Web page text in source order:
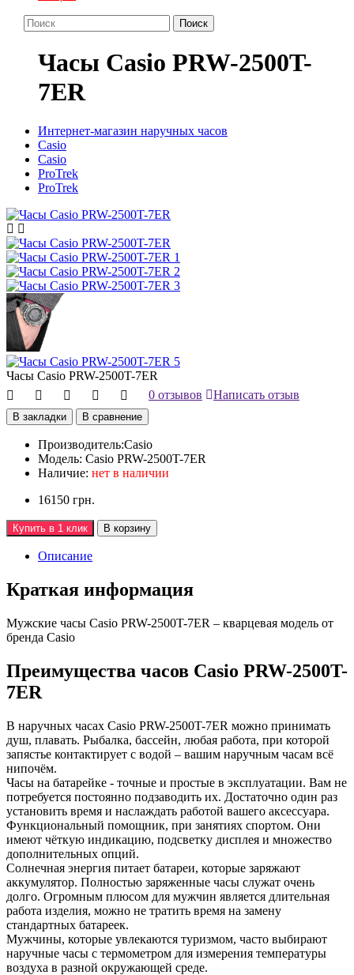
Поиск
Часы Casio PRW-2500T-
7ER
Интернет-магазин наручных часов
Casio
Casio
ProTrek
ProTrek
Часы Casio PRW-2500T-7ER
0 отзывов
Написать отзыв
В закладки В сравнение
Производитель:Casio
Модель: Casio PRW-2500T-7ER
Наличие: нет в наличии
16150 грн.
Купить в 1 клик В корзину
Описание
Краткая информация
Мужские часы Casio PRW-2500T-7ER – кварцевая модель от
бренда Casio
Преимущества часов Casio PRW-2500T-
7ER
В наручных часах Casio PRW-2500T-7ER можно принимать
душ, плавать. Рыбалка, бассейн, любая работа, при которой
запястье контактирует с водой – вашим наручным часам всё
нипочём.
Часы на батарейке - точные и простые в эксплуатации. Вам не
потребуется постоянно подзаводить их. Достаточно один раз
установить время и наслаждать работой вашего аксессуара.
Функциональный помощник, при занятиях спортом. Они
имеют чёткую индикацию, подсветку дисплея и множество
дополнительных опций.
Солнечная энергия питает батареи, которые заряжают
аккумулятор. Полностью заряженные часы служат очень
долго. Огромным плюсом для мужчин является длительная
работа изделия, можно не тратить время на замену
стандартных батареек.
Мужчины, которые увлекаются туризмом, часто выбирают
наручные часы с термометром для измерения температуры
воздуха в разной окружающей среде.